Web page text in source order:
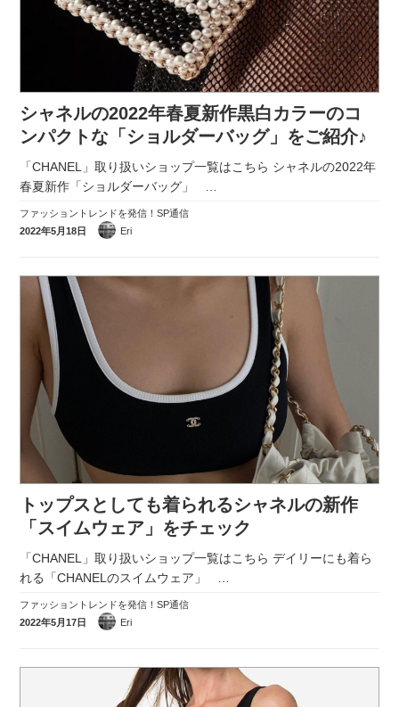
シャネルの2022年春夏新作黒白カラーのコ
ンパクトな「ショルダーバッグ」をご紹介♪
「CHANEL」取り扱いショップ一覧はこちら シャネルの2022年
春夏新作「ショルダーバッグ」 …
ファッショントレンドを発信！SP通信
2022年5月18日
Eri
トップスとしても着られるシャネルの新作
「スイムウェア」をチェック
「CHANEL」取り扱いショップ一覧はこちら デイリーにも着ら
れる「CHANELのスイムウェア」
ファッショントレンドを発信！SP通信
2022年5月17日
Eri